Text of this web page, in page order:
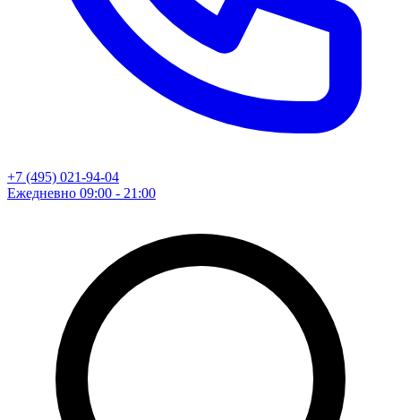
+7 (495) 021-94-04
Ежедневно 09:00 - 21:00